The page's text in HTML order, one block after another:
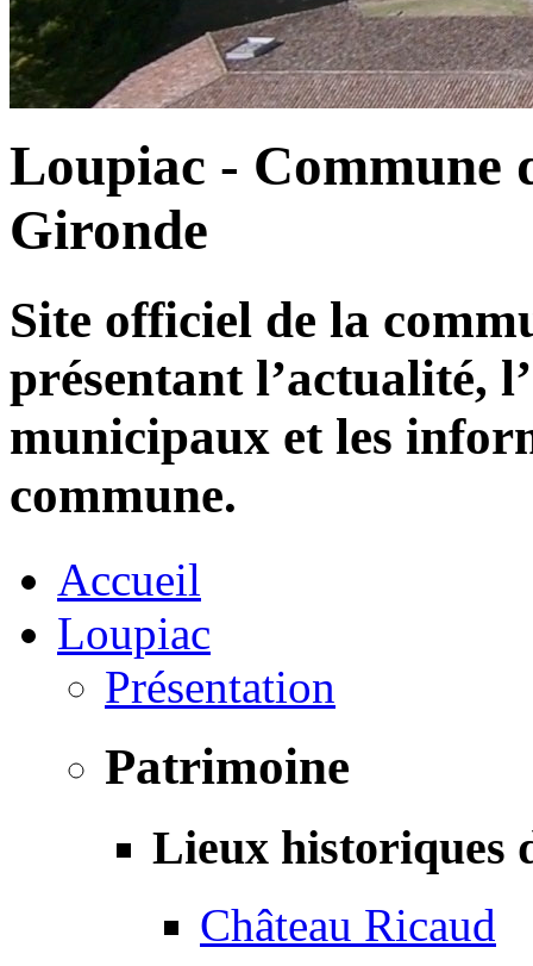
Loupiac - Commune
Gironde
Site officiel de la
présentant l’actualité,
municipaux et les
commune.
Accueil
Loupiac
Présentation
Patrimoine
Lieux historiques
Château Ricaud